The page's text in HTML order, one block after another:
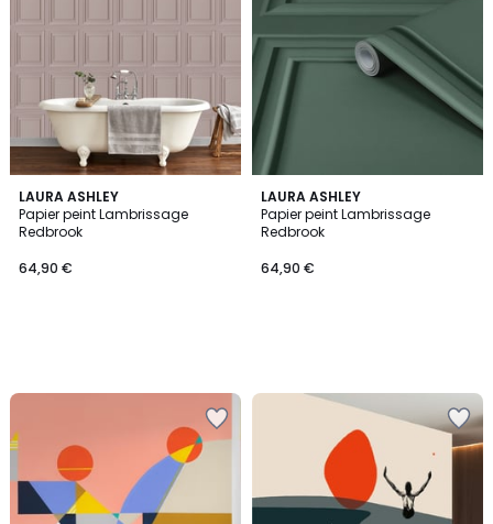
LAURA ASHLEY
Papier peint Lambrissage
Redbrook
64,90 €
LAURA ASHLEY
Papier peint Lambrissage
Redbrook
64,90 €